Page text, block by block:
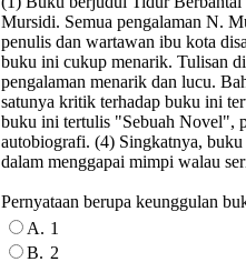
Mursidi. Semua pengalaman N.
penulis dan wartawan ibu kota
buku ini cukup menarik. Tulisan
pengalaman menarik dan lucu.
satunya kritik terhadap buku ini
buku ini tertulis "Sebuah Novel",
autobiografi. (4) Singkatnya,
dalam menggapai mimpi walau
Pernyataan berupa keunggulan
A. 1
B. 2